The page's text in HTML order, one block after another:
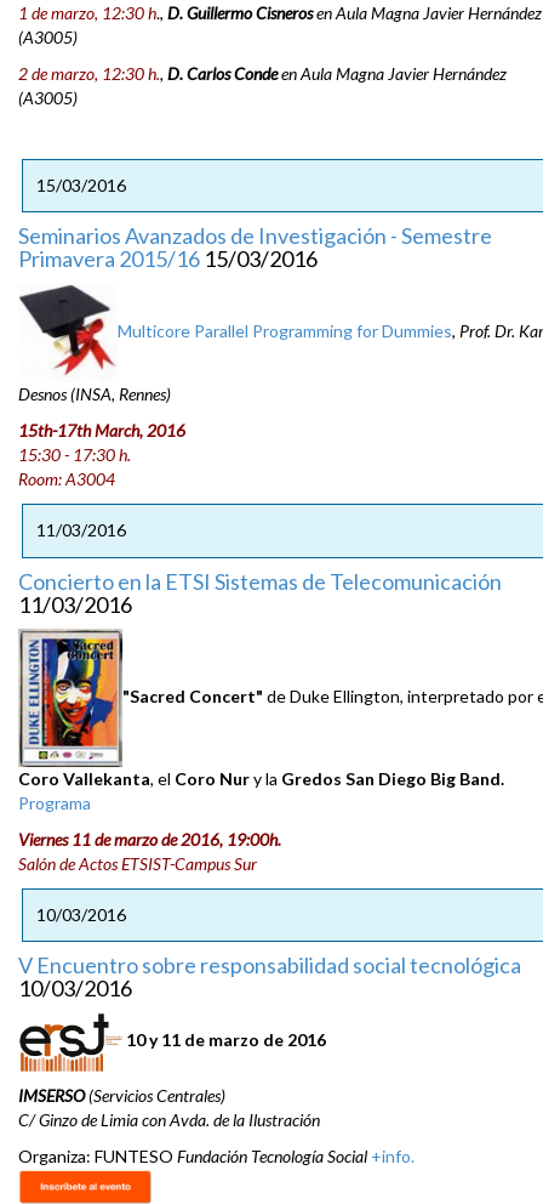
1 de marzo, 12:30 h., D. Guillermo Cisnerosen Aula Magna Javier Hernández
(A3005)
2 de marzo, 12:30 h., D. Carlos CondeenAula Magna Javier Hernández
(A3005)
15/03/2016
Seminarios Avanzados de Investigación - Semestre
Primavera 2015/16 15/03/2016
Multicore Parallel Programming for Dummies, Prof. Dr.
Desnos (INSA, Rennes)
15th-17th March, 2016
15:30 - 17:30 h.
Room: A3004
11/03/2016
Concierto en la ETSI Sistemas de Telecomunicación
11/03/2016
"Sacred Concert" de Duke Ellington, interpretado por
Coro Vallekanta, el Coro Nury la Gredos San Diego Big Band.
Programa
Viernes 11 de marzo de 2016, 19:00h.
Salón de Actos ETSIST-Campus Sur
10/03/2016
V Encuentro sobre responsabilidad social tecnológica
10/03/2016
10 y 11 de marzo de 2016
IMSERSO(Servicios Centrales)
C/ Ginzo de Limia con Avda. de la Ilustración
Organiza: FUNTESO Fundación Tecnología Social +info.